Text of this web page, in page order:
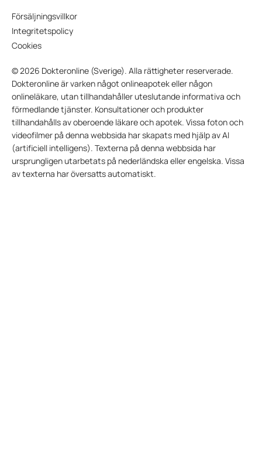
Försäljningsvillkor
Integritetspolicy
Cookies
© 2026 Dokteronline (Sverige). Alla rättigheter reserverade.
Dokteronline är varken något onlineapotek eller någon
onlineläkare, utan tillhandahåller uteslutande informativa och
förmedlande tjänster. Konsultationer och produkter
tillhandahålls av oberoende läkare och apotek. Vissa foton och
videofilmer på denna webbsida har skapats med hjälp av AI
(artificiell intelligens). Texterna på denna webbsida har
ursprungligen utarbetats på nederländska eller engelska. Vissa
av texterna har översatts automatiskt.